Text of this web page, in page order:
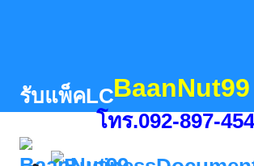
content
BaanNut99
โทร.092-897-
รับแพ็คLC